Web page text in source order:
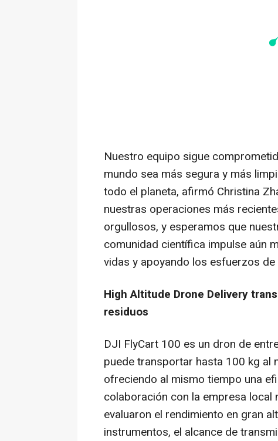
Nuestro equipo sigue
mundo sea más segura y más
todo el planeta, afirmó Christina
nuestras operaciones más
orgullosos, y esperamos que
comunidad científica impulse aún
vidas y apoyando los esfuerzos
High Altitude Drone Delivery
residuos
DJI FlyCart 100 es un dron de
puede transportar hasta 100 kg al
ofreciendo al mismo tiempo una
colaboración con la empresa
evaluaron el rendimiento en gran
instrumentos, el alcance de